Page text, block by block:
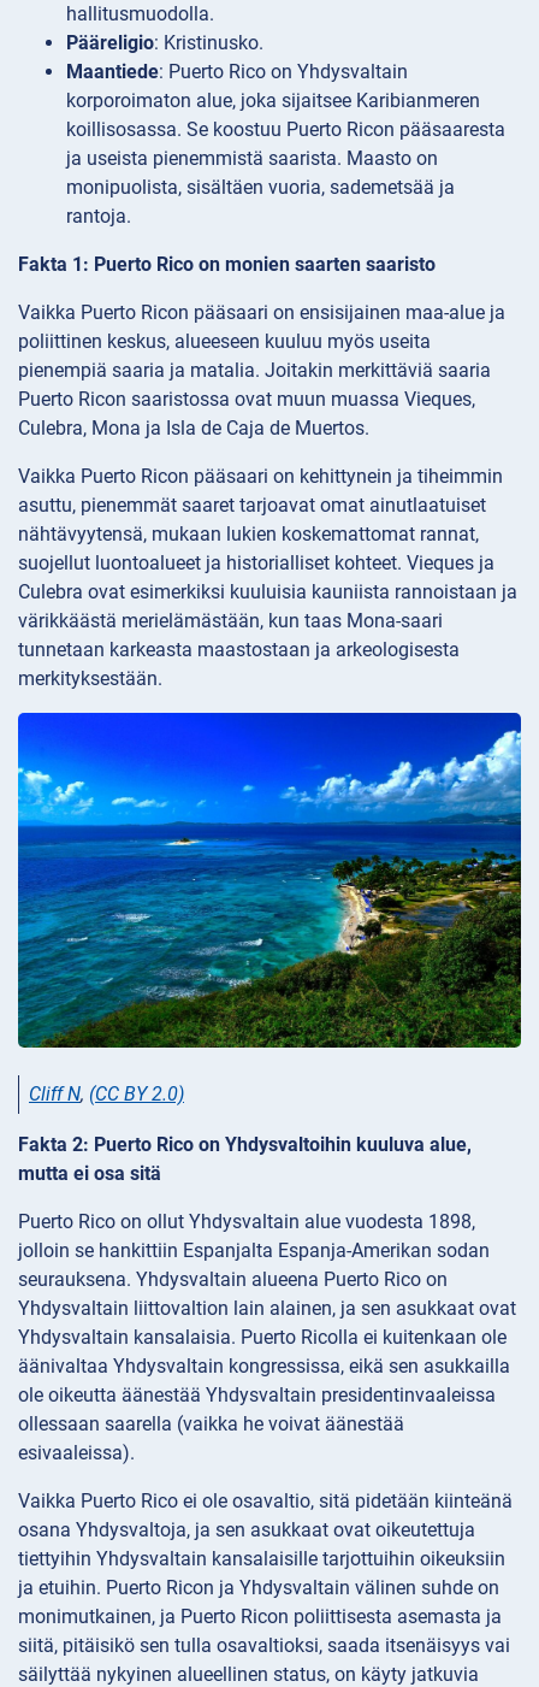
hallitusmuodolla.
Pääreligio: Kristinusko.
Maantiede: Puerto Rico on Yhdysvaltain
korporoimaton alue, joka sijaitsee Karibianmeren
koillisosassa. Se koostuu Puerto Ricon pääsaaresta
ja useista pienemmistä saarista. Maasto on
monipuolista, sisältäen vuoria, sademetsää ja
rantoja.
Fakta 1: Puerto Rico on monien saarten saaristo
Vaikka Puerto Ricon pääsaari on ensisijainen maa-alue ja
poliittinen keskus, alueeseen kuuluu myös useita
pienempiä saaria ja matalia. Joitakin merkittäviä saaria
Puerto Ricon saaristossa ovat muun muassa Vieques,
Culebra, Mona ja Isla de Caja de Muertos.
Vaikka Puerto Ricon pääsaari on kehittynein ja tiheimmin
asuttu, pienemmät saaret tarjoavat omat ainutlaatuiset
nähtävyytensä, mukaan lukien koskemattomat rannat,
suojellut luontoalueet ja historialliset kohteet. Vieques ja
Culebra ovat esimerkiksi kuuluisia kauniista rannoistaan ja
värikkäästä merielämästään, kun taas Mona-saari
tunnetaan karkeasta maastostaan ja arkeologisesta
merkityksestään.
Cliff N, (CC BY 2.0)
Fakta 2: Puerto Rico on Yhdysvaltoihin kuuluva alue,
mutta ei osa sitä
Puerto Rico on ollut Yhdysvaltain alue vuodesta 1898,
jolloin se hankittiin Espanjalta Espanja-Amerikan sodan
seurauksena. Yhdysvaltain alueena Puerto Rico on
Yhdysvaltain liittovaltion lain alainen, ja sen asukkaat ovat
Yhdysvaltain kansalaisia. Puerto Ricolla ei kuitenkaan ole
äänivaltaa Yhdysvaltain kongressissa, eikä sen asukkailla
ole oikeutta äänestää Yhdysvaltain presidentinvaaleissa
ollessaan saarella (vaikka he voivat äänestää
esivaaleissa).
Vaikka Puerto Rico ei ole osavaltio, sitä pidetään kiinteänä
osana Yhdysvaltoja, ja sen asukkaat ovat oikeutettuja
tiettyihin Yhdysvaltain kansalaisille tarjottuihin oikeuksiin
ja etuihin. Puerto Ricon ja Yhdysvaltain välinen suhde on
monimutkainen, ja Puerto Ricon poliittisesta asemasta ja
siitä, pitäisikö sen tulla osavaltioksi, saada itsenäisyys vai
säilyttää nykyinen alueellinen status, on käyty jatkuvia